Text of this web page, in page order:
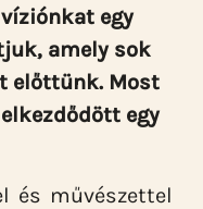
egy
amely sok
előttünk. Most
egy
és művészettel